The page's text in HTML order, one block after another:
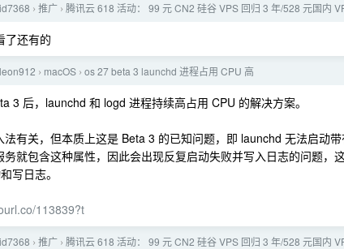
id7368 › 推广 › 腾讯云 618 活动： 99 元 CN2 硅谷 VPS 回归 3 年/528 元国内
了还有的
leon912 › macOS › os 27 beta 3 launchd 进程占用 CPU 高
3 后，launchd 和 logd 进程持续高占用 CPU 的解决方案。
有关，但本质上这是 Beta 3 的已知问题，即 launchd 无法启动带
就包含这种属性，因此会出现反复启动失败并写入日志的问题，
写日志。
113839?t
id7368 › 推广 › 腾讯云 618 活动： 99 元 CN2 硅谷 VPS 回归 3 年/528 元国内